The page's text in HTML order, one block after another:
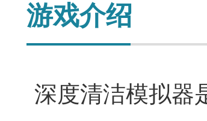
游戏介绍
深度清洁模拟器